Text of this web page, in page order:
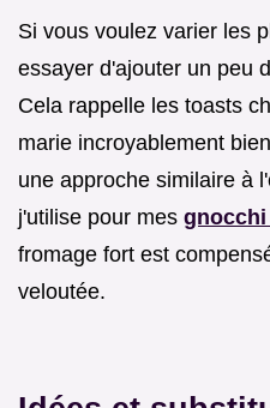
Si vous voulez varier les
essayer d'ajouter un peu
Cela rappelle les toasts
marie incroyablement
une approche similaire à
j'utilise pour mes
fromage fort est
veloutée.